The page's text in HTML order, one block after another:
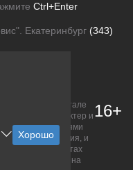
Ctrl+Enter
Екатеринбург (343)
на портале
характер и
положениями
полного описания, и
на сайтах
право на
16+